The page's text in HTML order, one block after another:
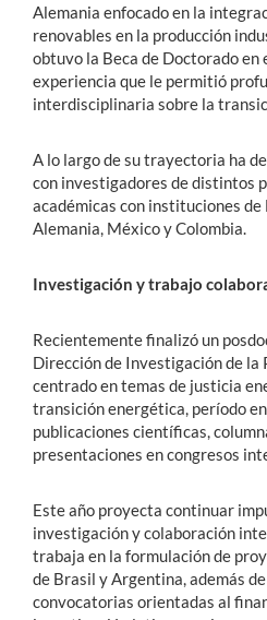
Alemania enfocado en la
renovables en la producción
obtuvo la Beca de Doctorado en
experiencia que le permitió
interdisciplinaria sobre la
A lo largo de su trayectoria ha
con investigadores de distintos
académicas con instituciones de
Alemania, México y Colombia.
Investigación y trabajo
Recientemente finalizó un
Dirección de Investigación de la
centrado en temas de justicia
transición energética, período
publicaciones científicas,
presentaciones en congresos
Este año proyecta continuar
investigación y colaboración
trabaja en la formulación de
de Brasil y Argentina, además
convocatorias orientadas al